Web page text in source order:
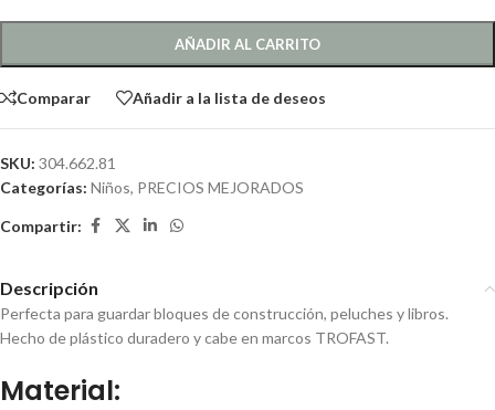
AÑADIR AL CARRITO
Comparar Añadir a la lista de deseos
SKU: 304.662.81
Categorías: Niños, PRECIOS MEJORADOS
Compartir:
Descripción
Perfecta para guardar bloques de construcción, peluches y libros.
Hecho de plástico duradero y cabe en marcos TROFAST.
Material: